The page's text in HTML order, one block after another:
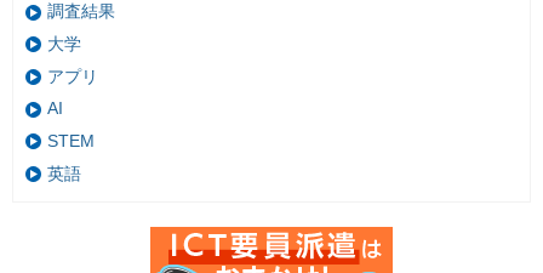
調査結果
大学
アプリ
AI
STEM
英語